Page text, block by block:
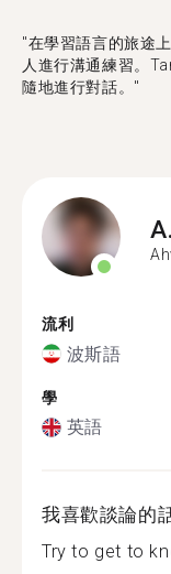
"在學習語言的旅途
人進行溝通練習。
隨地進行對話。"
A.
流利
波斯語
學
英語
我喜歡談論的
Try to get to